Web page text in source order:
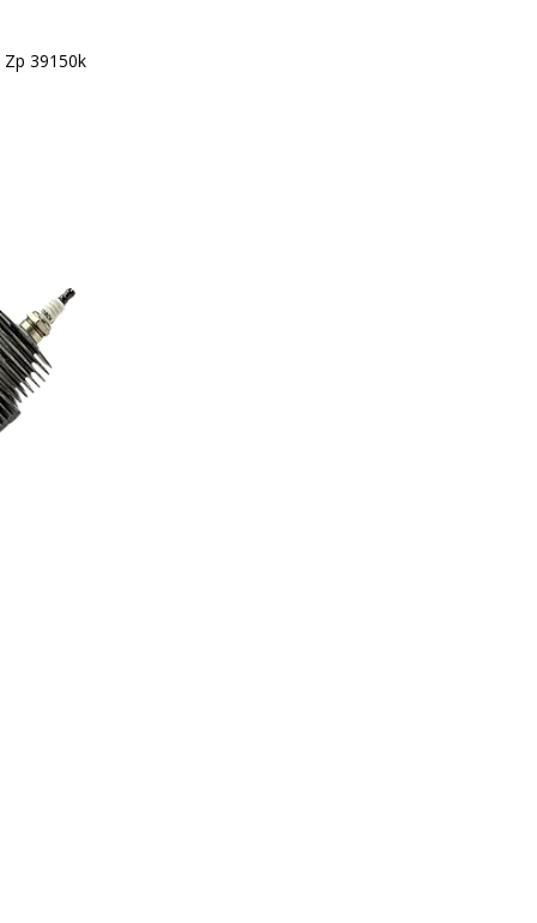
39150k